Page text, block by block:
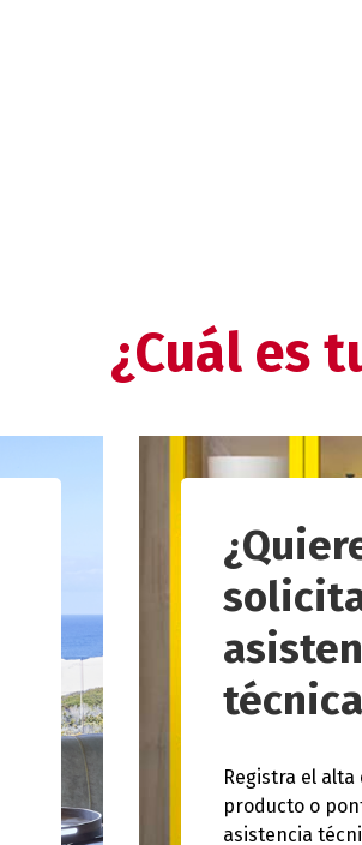
¿Cuál es
Registra el
producto o
asistencia